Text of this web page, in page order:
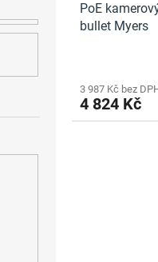
PoE
bullet Myers
3 987 Kč bez
4 824 Kč